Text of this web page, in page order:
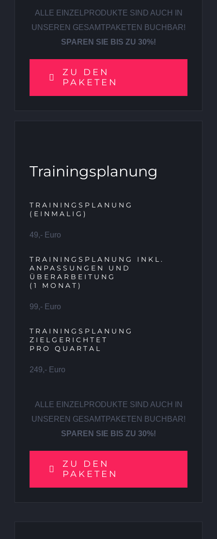
ALLE EINZELPRODUKTE SIND AUCH IN
UNSEREN GESAMTPAKETEN BUCHBAR!
SPAREN SIE BIS ZU 30%!
ZU DEN
PAKETEN
Trainingsplanung
TRAININGSPLANUNG
(EINMALIG)
49,- Euro
TRAININGSPLANUNG INKL.
ANPASSUNGEN UND
ÜBERARBEITUNG
(1 MONAT)
99,- Euro
TRAININGSPLANUNG
ZIELGERICHTET
PRO QUARTAL
249,- Euro
ALLE EINZELPRODUKTE SIND AUCH IN
UNSEREN GESAMTPAKETEN BUCHBAR!
SPAREN SIE BIS ZU 30%!
ZU DEN
PAKETEN